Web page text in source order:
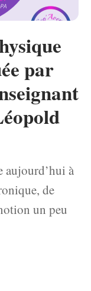
par
aujourd’hui à
de
un peu